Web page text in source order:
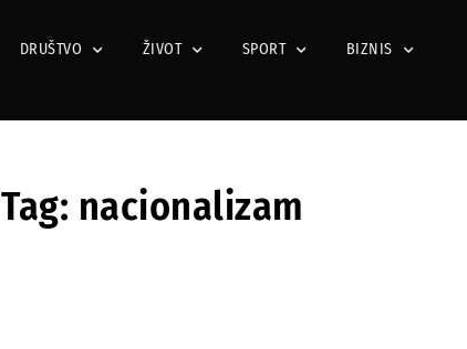
DRUŠTVO ŽIVOT SPORT BIZNIS
Tag: nacionalizam